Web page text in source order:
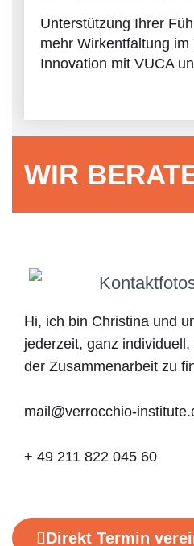
Unterstützung Ihrer
mehr Wirkentfaltung
Innovation mit VUCA
WIR
Hi, ich bin Christina und
jederzeit, ganz individuell,
der Zusammenarbeit zu
mail@verrocchio-
+ 49 211 822 045 60
Direkt Termin